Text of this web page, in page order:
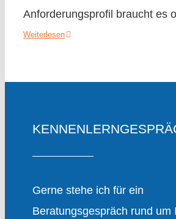
Anforderungsprofil braucht es
Weiterlesen
Gerne stehe ich für ein
Beratungsgespräch rund um